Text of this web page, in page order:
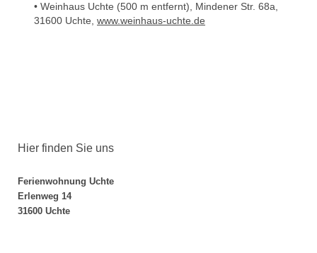
• Weinhaus Uchte (500 m entfernt), Mindener Str. 68a,
31600 Uchte, www.weinhaus-uchte.de
Hier finden Sie uns
Ferienwohnung Uchte
Erlenweg 14
31600 Uchte